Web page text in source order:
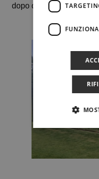
dopo quelli disputati a